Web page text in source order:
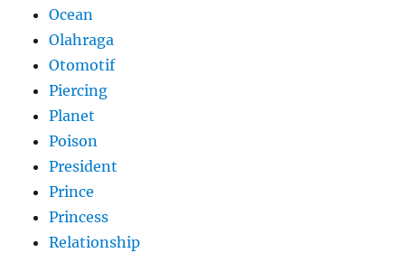
Ocean
Olahraga
Otomotif
Piercing
Planet
Poison
President
Prince
Princess
Relationship